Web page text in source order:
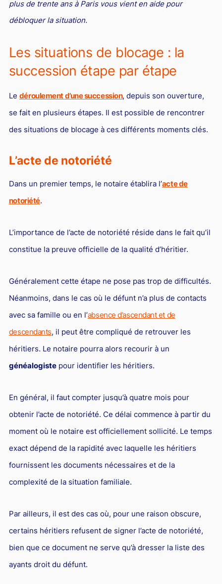
L'industrie
Droit aérien
Communication et nouvelles technologies
Grande entreprise
Droit de l'environnement et des énergies renouvelables
Concurrence déloyale
Transport
Responsabilité Sociétale des Entreprises (R.S.E)
Hôtellerie et restauration
Contentieux cession d’entreprise
Droit commercial
Responsabilité civile
Droit bancaire
Jurisprudences et actualités
Droit de la réparation et du dommage corporel
plus de trente ans à Paris vous vient en aide pour
débloquer la situation.
Les situations de blocage : la
succession étape par étape
Le déroulement d’une succession, depuis son ouverture,
se fait en plusieurs étapes. Il est possible de rencontrer
des situations de blocage à ces différents moments clés.
L’acte de notoriété
Dans un premier temps, le notaire établira l’acte de
notoriété.
L’importance de l’acte de notoriété réside dans le fait qu’il
constitue la preuve officielle de la qualité d’héritier.
Généralement cette étape ne pose pas trop de difficultés.
Néanmoins, dans le cas où le défunt n’a plus de contacts
avec sa famille ou en l’absence d’ascendant et de
descendants, il peut être compliqué de retrouver les
héritiers. Le notaire pourra alors recourir à un
généalogistepour identifier les héritiers.
En général, il faut compter jusqu’à quatre mois pour
obtenir l’acte de notoriété. Ce délai commence à partir du
moment où le notaire est officiellement sollicité. Le temps
exact dépend de la rapidité avec laquelle les héritiers
fournissent les documents nécessaires et de la
complexité de la situation familiale.
Par ailleurs, il est des cas où, pour une raison obscure,
certains héritiers refusent de signer l’acte de notoriété,
bien que ce document ne serve qu’à dresser la liste des
ayants droit du défunt.